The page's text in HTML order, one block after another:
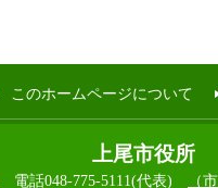
このホームページについて
上尾市役所
電話048-775-5111(代表) （